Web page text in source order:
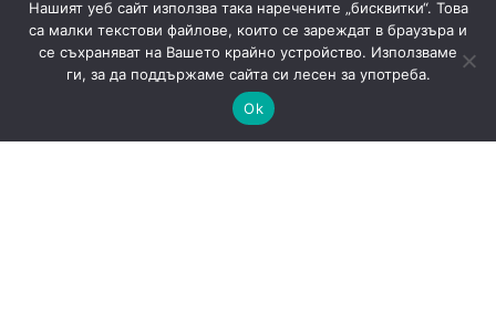
Нашият уеб сайт използва така наречените „бисквитки“. Това
са малки текстови файлове, които се зареждат в браузъра и
се съхраняват на Вашето крайно устройство. Използваме
ги, за да поддържаме сайта си лесен за употреба.
Ok